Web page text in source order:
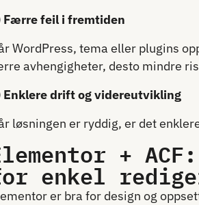
Færre feil i fremtiden
WordPress, tema eller plugins
avhengigheter, desto mindre
Enklere drift og videreutvikling
løsningen er ryddig, er det
+
enkel
er bra for design og